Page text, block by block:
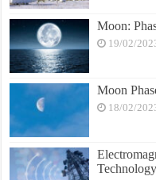
Moon:
19/02/
Moon
18/02/
Technology